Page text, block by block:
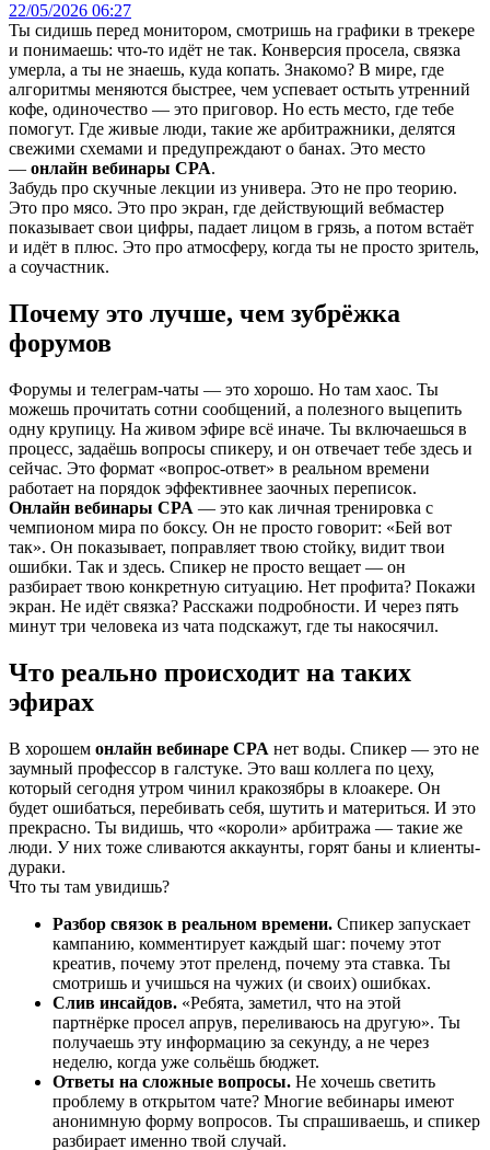
22/05/2026 06:27
Ты сидишь перед монитором, смотришь на графики в трекере
и понимаешь: что-то идёт не так. Конверсия просела, связка
умерла, а ты не знаешь, куда копать. Знакомо? В мире, где
алгоритмы меняются быстрее, чем успевает остыть утренний
кофе, одиночество — это приговор. Но есть место, где тебе
помогут. Где живые люди, такие же арбитражники, делятся
свежими схемами и предупреждают о банах. Это место
— онлайн вебинары CPA.
Забудь про скучные лекции из универа. Это не про теорию.
Это про мясо. Это про экран, где действующий вебмастер
показывает свои цифры, падает лицом в грязь, а потом встаёт
и идёт в плюс. Это про атмосферу, когда ты не просто зритель,
а соучастник.
Почему это лучше, чем зубрёжка
форумов
Форумы и телеграм-чаты — это хорошо. Но там хаос. Ты
можешь прочитать сотни сообщений, а полезного выцепить
одну крупицу. На живом эфире всё иначе. Ты включаешься в
процесс, задаёшь вопросы спикеру, и он отвечает тебе здесь и
сейчас. Это формат «вопрос-ответ» в реальном времени
работает на порядок эффективнее заочных переписок.
Онлайн вебинары CPA — это как личная тренировка с
чемпионом мира по боксу. Он не просто говорит: «Бей вот
так». Он показывает, поправляет твою стойку, видит твои
ошибки. Так и здесь. Спикер не просто вещает — он
разбирает твою конкретную ситуацию. Нет профита? Покажи
экран. Не идёт связка? Расскажи подробности. И через пять
минут три человека из чата подскажут, где ты накосячил.
Что реально происходит на таких
эфирах
В хорошем онлайн вебинаре CPA нет воды. Спикер — это не
заумный профессор в галстуке. Это ваш коллега по цеху,
который сегодня утром чинил кракозябры в клоакере. Он
будет ошибаться, перебивать себя, шутить и материться. И это
прекрасно. Ты видишь, что «короли» арбитража — такие же
люди. У них тоже сливаются аккаунты, горят баны и клиенты-
дураки.
Что ты там увидишь?
Разбор связок в реальном времени. Спикер запускает
кампанию, комментирует каждый шаг: почему этот
креатив, почему этот преленд, почему эта ставка. Ты
смотришь и учишься на чужих (и своих) ошибках.
Слив инсайдов. «Ребята, заметил, что на этой
партнёрке просел апрув, переливаюсь на другую». Ты
получаешь эту информацию за секунду, а не через
неделю, когда уже сольёшь бюджет.
Ответы на сложные вопросы. Не хочешь светить
проблему в открытом чате? Многие вебинары имеют
анонимную форму вопросов. Ты спрашиваешь, и спикер
разбирает именно твой случай.